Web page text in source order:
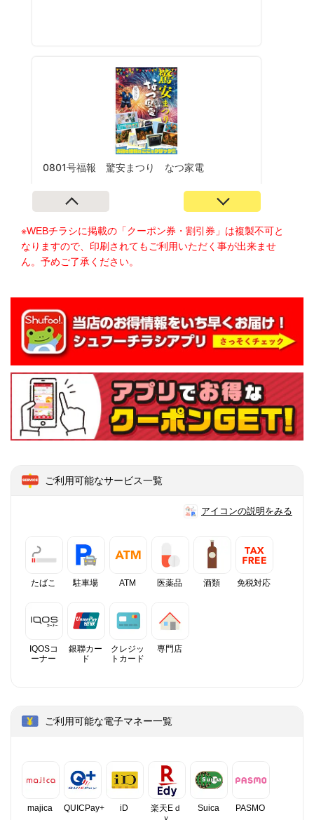
※WEBチラシに掲載の「クーポン券・割引券」は複製不可と
なりますので、印刷されてもご利用いただく事が出来ませ
ん。予めご了承ください。
ご利用可能なサービス一覧
アイコンの説明をみる
たばこ 駐車場 ATM 医薬品 酒類 免税対応
IQOSコ
ーナー
銀聯カー
ド
クレジッ
トカード
専門店
ご利用可能な電子マネー一覧
majica QUICPay+ iD
楽天Eｄ
ｙ
Suica PASMO